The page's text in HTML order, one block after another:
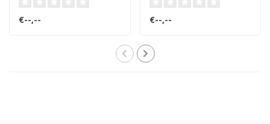
€--,-- €--,--